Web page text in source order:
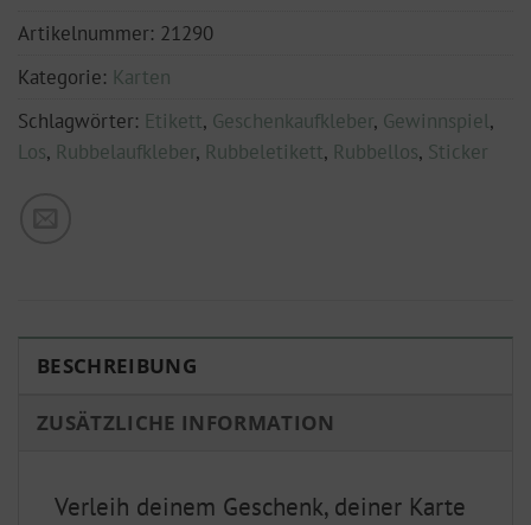
Artikelnummer: 21290
Kategorie: Karten
Schlagwörter: Etikett, Geschenkaufkleber, Gewinnspiel,
Los, Rubbelaufkleber, Rubbeletikett, Rubbellos, Sticker
BESCHREIBUNG
ZUSÄTZLICHE INFORMATION
Verleih deinem Geschenk, deiner Karte